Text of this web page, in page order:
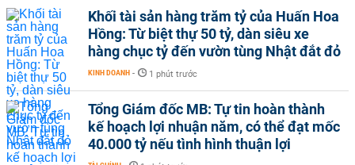
Khối tài sản hàng trăm tỷ của Huấn Hoa
Hồng: Từ biệt thự 50 tỷ, dàn siêu xe
hàng chục tỷ đến vườn tùng Nhật đắt đỏ
KINH DOANH - 1 phút trước
Tổng Giám đốc MB: Tự tin hoàn thành
kế hoạch lợi nhuận năm, có thể đạt mốc
40.000 tỷ nếu tình hình thuận lợi